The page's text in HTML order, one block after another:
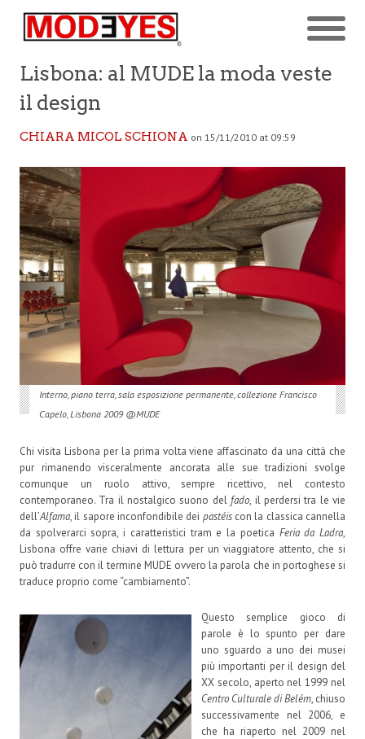
Lisbona: al MUDE la moda veste
il design
CHIARA MICOL SCHIONA on 15/11/2010 at 09:59
Interno, piano terra, sala esposizione permanente, collezione Francisco
Capelo, Lisbona 2009 @MUDE
Chi visita Lisbona per la prima volta viene affascinato da una città che
pur rimanendo visceralmente ancorata alle sue tradizioni svolge
comunque un ruolo attivo, sempre ricettivo, nel contesto
contemporaneo. Tra il nostalgico suono del fado, il perdersi tra le vie
dell’Alfama, il sapore inconfondibile dei pastéiscon la classica cannella
da spolverarci sopra, i caratteristici tram e la poetica Feria da Ladra,
Lisbona offre varie chiavi di lettura per un viaggiatore attento, che si
può tradurre con il termine MUDE ovvero la parola che in portoghese si
traduce proprio come “cambiamento”.
Questo semplice gioco di
parole è lo spunto per dare
uno sguardo a uno dei musei
più importanti per il design del
XX secolo, aperto nel 1999 nel
Centro Culturale di Belém, chiuso
successivamente nel 2006, e
che ha riaperto nel 2009 nel